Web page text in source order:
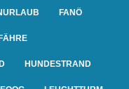
FANÖ
HUNDESTRAND